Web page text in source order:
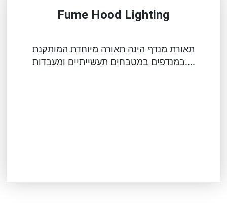
Fume Hood Lighting
תאורת מנדף הינה תאורה מיוחדת המותקנת
במנדפים במטבחים תעשייתיים ומעבדות....